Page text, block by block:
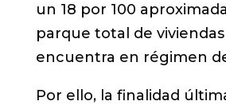
un 18 por 100
parque total de viviendas
encuentra en régimen
Por ello, la finalidad